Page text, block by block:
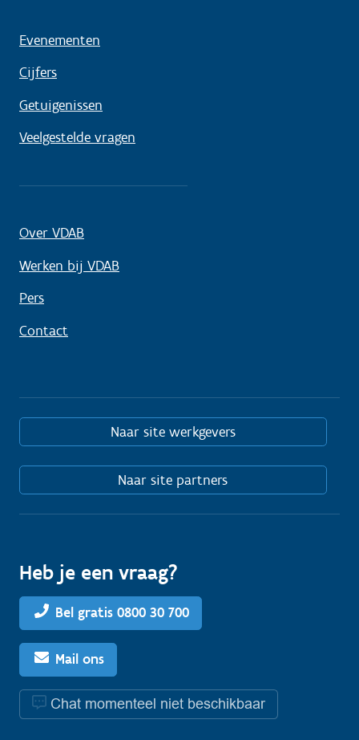
Evenementen
Cijfers
Getuigenissen
Veelgestelde vragen
Over VDAB
Werken bij VDAB
Pers
Contact
Naar site werkgevers
Naar site partners
Heb je een vraag?
Bel gratis 0800 30 700
Mail ons
Chat momenteel niet beschikbaar